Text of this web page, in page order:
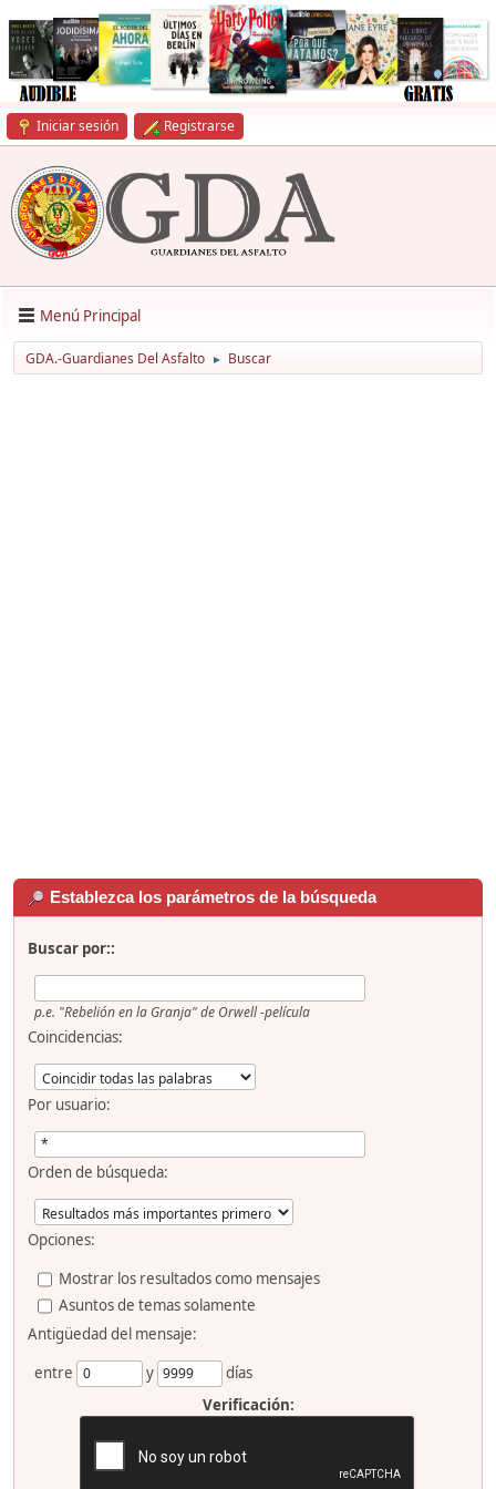
Iniciar sesión Registrarse
Menú Principal
GDA.-Guardianes Del Asfalto ► Buscar
Establezca los parámetros de la búsqueda
Buscar por::
p.e. "Rebelión en la Granja" de Orwell -película
Coincidencias:
Por usuario:
Orden de búsqueda:
Opciones:
Mostrar los resultados como mensajes
Asuntos de temas solamente
Antigüedad del mensaje:
entre
y
días
Verificación: